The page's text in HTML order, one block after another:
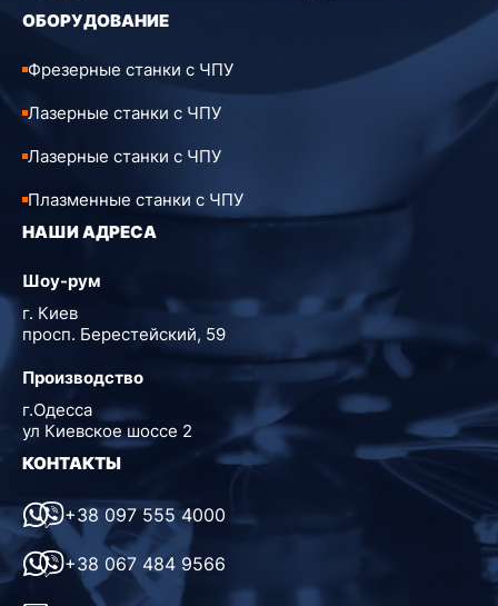
ОБОРУДОВАНИЕ
Фрезерные станки с ЧПУ
Лазерные станки с ЧПУ
Лазерные станки с ЧПУ
Плазменные станки с ЧПУ
НАШИ АДРЕСА
Шоу-рум
г. Киев
просп. Берестейский, 59
Производство
г.Одесса
ул Киевское шоссе 2
КОНТАКТЫ
+38 097 555 4000
+38 067 484 9566